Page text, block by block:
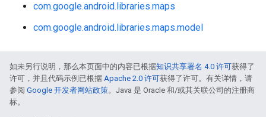
com.google.android.libraries.maps
com.google.android.libraries.maps.model
如未另行说明，那么本页面中的内容已根据知识共享署名 4.0 许可获得了
许可，并且代码示例已根据 Apache 2.0 许可获得了许可。有关详情，请
参阅 Google 开发者网站政策。Java 是 Oracle 和/或其关联公司的注册商
标。